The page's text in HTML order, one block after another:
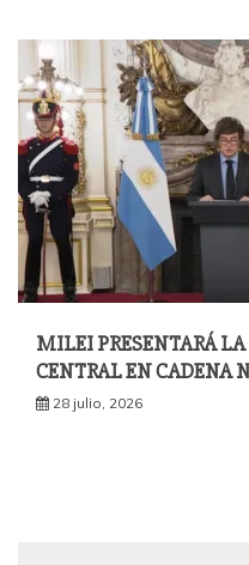
MILEI PRESENTARÁ
CENTRAL EN CADENA
28 julio, 2026